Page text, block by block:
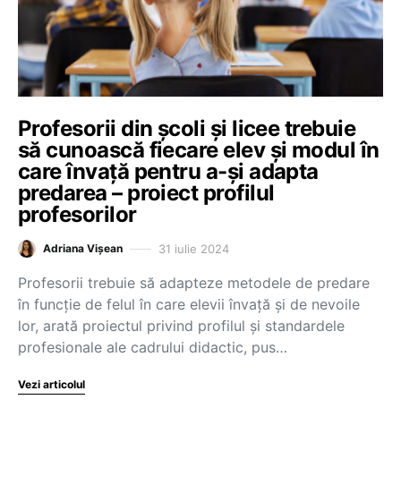
Profesorii din școli și licee trebuie
să cunoască fiecare elev și modul în
care învață pentru a-și adapta
predarea – proiect profilul
profesorilor
Adriana Vișean 31 iulie 2024
Profesorii trebuie să adapteze metodele de predare
în funcție de felul în care elevii învață și de nevoile
lor, arată proiectul privind profilul și standardele
profesionale ale cadrului didactic, pus…
Vezi articolul